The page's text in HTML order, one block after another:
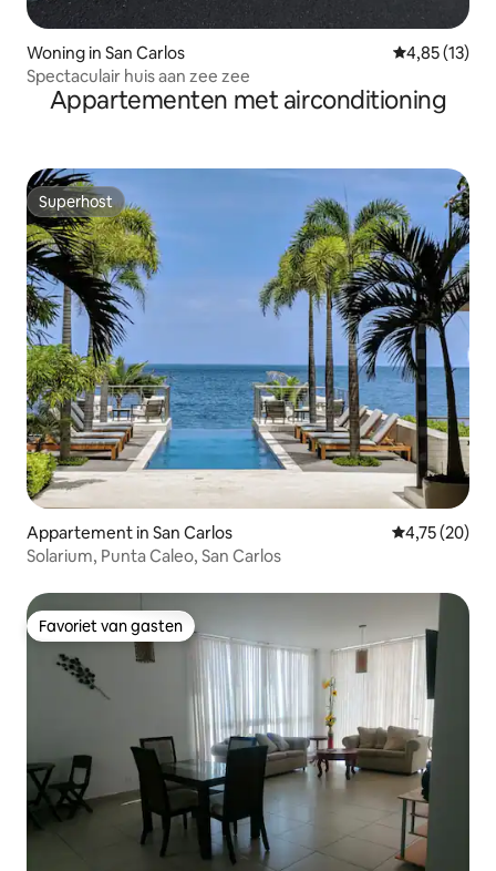
Woning in San Carlos Gemiddelde
4,85 (13)
Spectaculair huis aan zee zee
Appartementen met airconditioning
Superhost
Superhost
Appartement in San Carlos Gemiddelde
4,75 (20)
Solarium, Punta Caleo, San Carlos
Favoriet van gasten
Favoriet van gasten